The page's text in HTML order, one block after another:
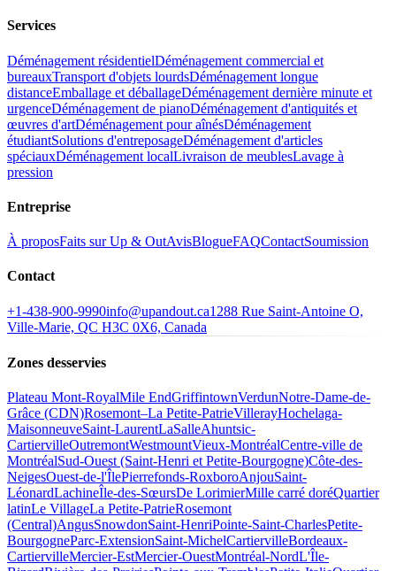
Services
Déménagement résidentielDéménagement commercial et
bureauxTransport d'objets lourdsDéménagement longue
distanceEmballage et déballageDéménagement dernière minute et
urgenceDéménagement de pianoDéménagement d'antiquités et
œuvres d'artDéménagement pour aînésDéménagement
étudiantSolutions d'entreposageDéménagement d'articles
spéciauxDéménagement localLivraison de meublesLavage à
pression
Entreprise
À proposFaits sur Up & OutAvisBlogueFAQContactSoumission
Contact
+1-438-900-9990info@upandout.ca1288 Rue Saint-Antoine O,
Ville-Marie, QC H3C 0X6, Canada
Zones desservies
Plateau Mont-RoyalMile EndGriffintownVerdunNotre-Dame-de-
Grâce (CDN)Rosemont–La Petite-PatrieVillerayHochelaga-
MaisonneuveSaint-LaurentLaSalleAhuntsic-
CartiervilleOutremontWestmountVieux-MontréalCentre-ville de
MontréalSud-Ouest (Saint-Henri et Petite-Bourgogne)Côte-des-
NeigesOuest-de-l'ÎlePierrefonds-RoxboroAnjouSaint-
LéonardLachineÎle-des-SœursDe LorimierMille carré doréQuartier
latinLe VillageLa Petite-PatrieRosemont
(Central)AngusSnowdonSaint-HenriPointe-Saint-CharlesPetite-
BourgogneParc-ExtensionSaint-MichelCartiervilleBordeaux-
CartiervilleMercier-EstMercier-OuestMontréal-NordL'Île-